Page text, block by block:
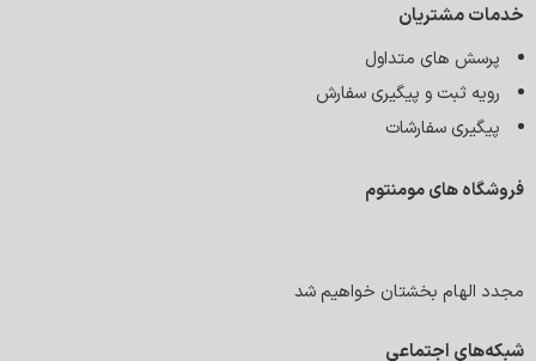
خدمات مشتریان
پرسش های متداول
رویه ثبت و پیگیری سفارش
پیگیری سفارشات
فروشگاه های مومنتوم
مجدد الهام بخشتان خواهیم شد
شبکه‌های اجتماعی